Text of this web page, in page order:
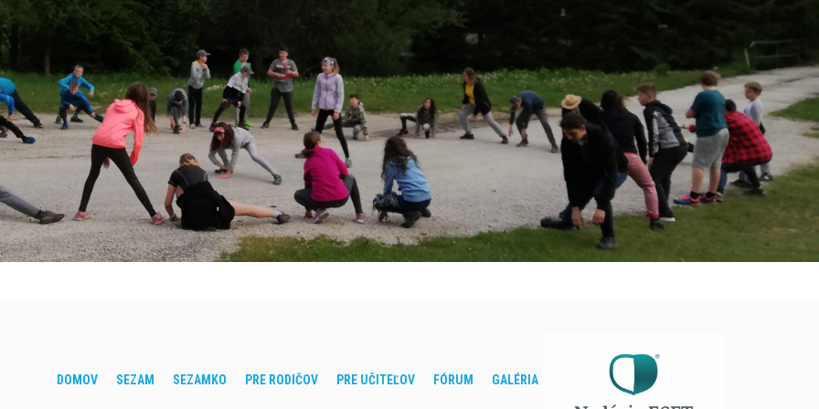
DOMOV SEZAM SEZAMKO PRE RODIČOV PRE UČITEĽOV FÓRUM GALÉRIA